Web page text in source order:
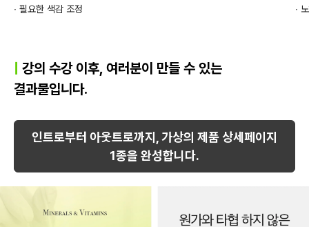
∙ 필요한 색감 조정
∙
강의 수강 이후, 여러분이 만들 수 있는
결과물입니다.
인트로부터 아웃트로까지, 가상의 제품 상세페이지
1종을 완성합니다.